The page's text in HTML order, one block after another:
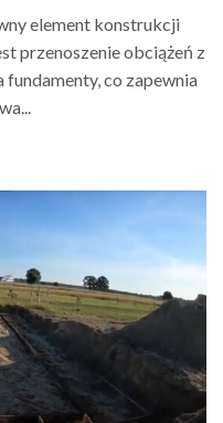
element konstrukcji
przenoszenie obciążeń z
co zapewnia